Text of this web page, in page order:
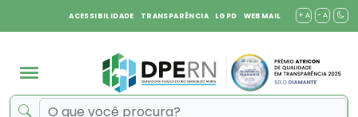
ACESSIBILIDADE TRANSPARÊNCIA LGPD WEBMAIL + A - A